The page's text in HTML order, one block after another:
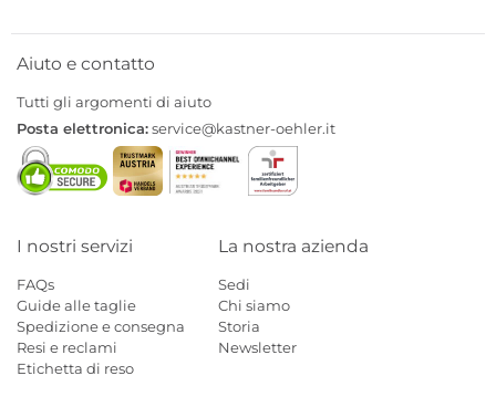
Aiuto e contatto
Tutti gli argomenti di aiuto
Posta elettronica:service@kastner-oehler.it
I nostri servizi
FAQs
Guide alle taglie
Spedizione e consegna
Resi e reclami
Etichetta di reso
La nostra azienda
Sedi
Chi siamo
Storia
Newsletter